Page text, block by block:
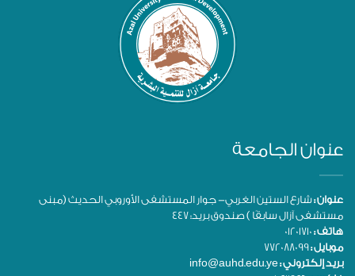
عنوان الجامعة
عنوان :شارع الستين الغربي- جوار المستشفى الأوروبي الحديث (مبنى
مستشفى آزال سابقًا ) صندوق بريد: 447
هاتف :
موبايل :
بريد إلكتروني :